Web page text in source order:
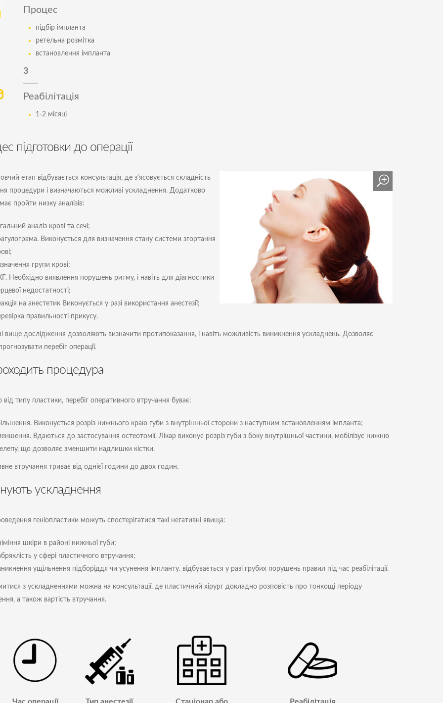
Процес
підбір імпланта
ретельна розмітка
встановлення імпланта
3
Реабілітація
1-2 місяці
підготовки до операції
етап відбувається консультація, де з'ясовується складність
процедури і визначаються можливі ускладнення. Додатково
пройти низку аналізів:
аналіз крові та сечі;
Виконується для визначення стану системи згортання
групи крові;
Необхідно виявлення порушень ритму, і навіть для діагностики
недостатності;
на анестетик Виконується у разі використання анестезії;
правильності прикусу.
вище дослідження дозволяють визначити протипоказання, і навіть можливість виникнення ускладнень. Дозволяє
перебіг операції.
процедура
типу пластики, перебіг оперативного втручання буває:
Виконується розріз нижнього краю губи з внутрішньої сторони з наступним встановленням імпланта;
Вдаються до застосування остеотомії. Лікар виконує розріз губи з боку внутрішньої частини, мобілізує нижню
що дозволяє зменшити надлишки кістки.
втручання триває від однієї години до двох годин.
ускладнення
геніопластики можуть спостерігатися такі негативні явища:
шкіри в районі нижньої губи;
у сфері пластичного втручання;
ущільнення підборіддя чи усунення імпланту. відбувається у разі грубих порушень правил під час реабілітації.
з ускладненнями можна на консультації, де пластичний хірург докладно розповість про тонкощі періоду
а також вартість втручання.